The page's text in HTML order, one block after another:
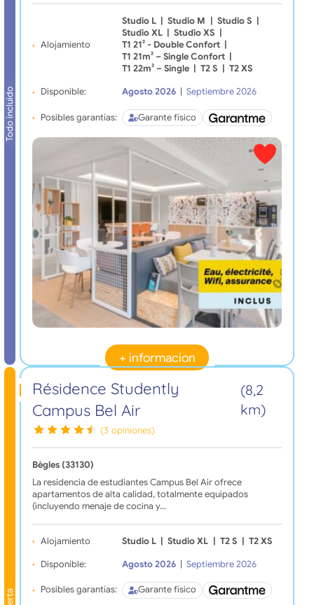
Todo incluido
Alojamiento
Studio L Studio M Studio S
Studio XL
Studio XS
T1 21² - Double Confort
T1 21m² – Single Confort
T1 22m² – Single
T2 S T2 XS
Disponible: Agosto 2026 Septiembre 2026
Posibles garantías: Garante físico
+ informacion
Résidence Studently
Campus Bel Air
(8,2
km)
(3 opiniones)
Bègles (33130)
La residencia de estudiantes Campus Bel Air ofrece
apartamentos de alta calidad, totalmente equipados
(incluyendo menaje de cocina y…
Alojamiento Studio L Studio XL T2 S T2 XS
Disponible: Agosto 2026 Septiembre 2026
Posibles garantías: Garante físico